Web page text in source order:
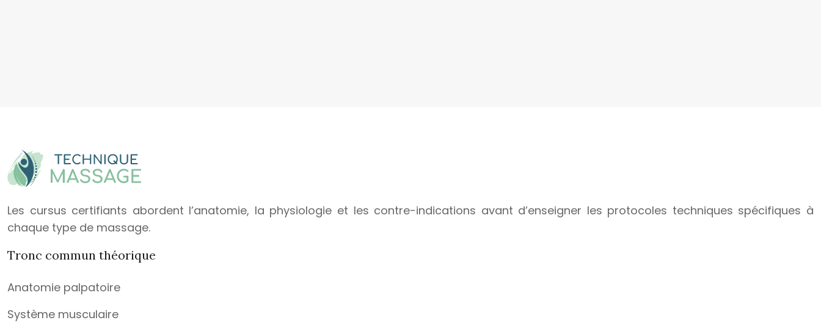
Les cursus certifiants abordent l’anatomie, la physiologie et les contre-indications avant d’enseigner les protocoles techniques spécifiques à
chaque type de massage.
Tronc commun théorique
Anatomie palpatoire
Système musculaire